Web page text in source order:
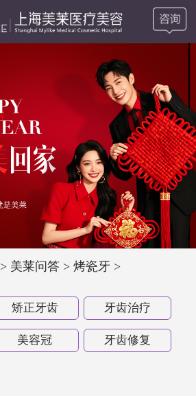
> 美莱问答 >烤瓷牙 >
矫正牙齿 牙齿治疗
美容冠 牙齿修复